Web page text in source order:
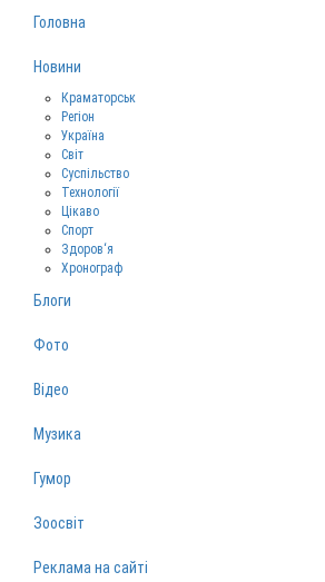
Головна
Новини
Краматорськ
Регіон
Україна
Світ
Суспільство
Технології
Цікаво
Спорт
Здоров‘я
Хронограф
Блоги
Фото
Відео
Музика
Гумор
Зоосвіт
Реклама на сайті